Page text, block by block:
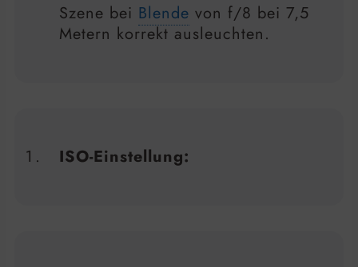
Szene bei Blende von f/8 bei 7,5
Metern korrekt ausleuchten.
ISO-Einstellung: